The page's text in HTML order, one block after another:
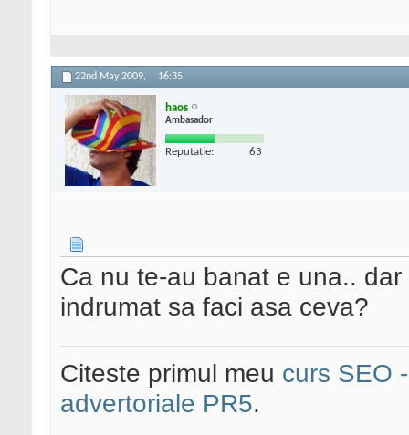
22nd May 2009, 16:35
haos
Ambasador
Reputatie: 63
Ca nu te-au banat e una..
indrumat sa faci asa ceva?
Citeste primul meu curs SEO
advertoriale PR5.